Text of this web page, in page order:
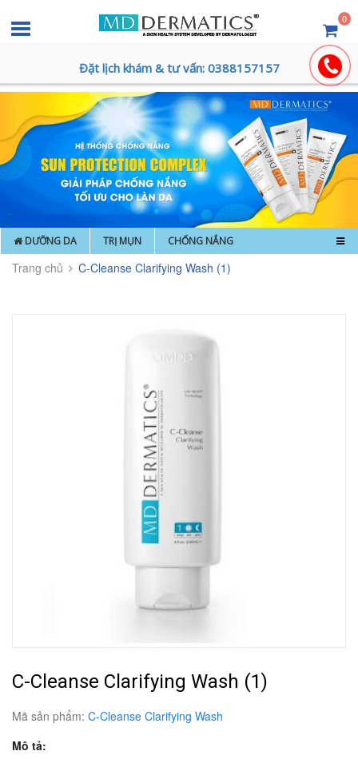
0
Đặt lịch khám & tư vấn: 0388157157
DƯỠNG DA TRỊ MỤN CHỐNG NẮNG
Trang chủ C-Cleanse Clarifying Wash (1)
C-Cleanse Clarifying Wash (1)
Mã sản phẩm: C-Cleanse Clarifying Wash
Mô tả: